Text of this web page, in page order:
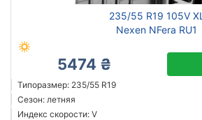
235/55 R19 105V XL
Nexen NFera RU1
5474 ₴
Типоразмер: 235/55 R19
Сезон: летняя
Индекс скорости: V